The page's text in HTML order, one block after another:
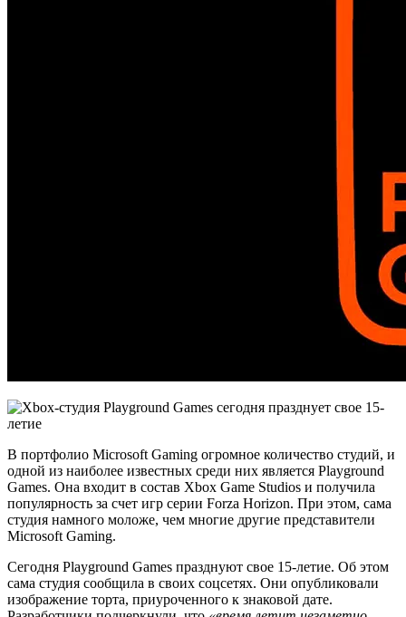
В портфолио Microsoft Gaming огромное количество студий, и
одной из наиболее известных среди них является Playground
Games. Она входит в состав Xbox Game Studios и получила
популярность за счет игр серии Forza Horizon. При этом, сама
студия намного моложе, чем многие другие представители
Microsoft Gaming.
Сегодня Playground Games празднуют свое 15-летие. Об этом
сама студия сообщила в своих соцсетях. Они опубликовали
изображение торта, приуроченного к знаковой дате.